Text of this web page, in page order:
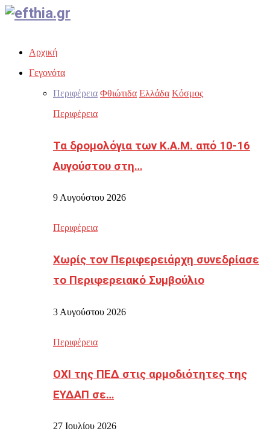
Facebook
Twitter
Instagram
Youtube
Email
Αρχική
Γεγονότα
Περιφέρεια Φθιώτιδα Ελλάδα Κόσμος
Περιφέρεια
Τα δρομολόγια των Κ.Α.Μ. από 10-16
Αυγούστου στη…
9 Αυγούστου 2026
Περιφέρεια
Χωρίς τον Περιφερειάρχη συνεδρίασε
το Περιφερειακό Συμβούλιο
3 Αυγούστου 2026
Περιφέρεια
ΟΧΙ της ΠΕΔ στις αρμοδιότητες της
ΕΥΔΑΠ σε…
27 Ιουλίου 2026